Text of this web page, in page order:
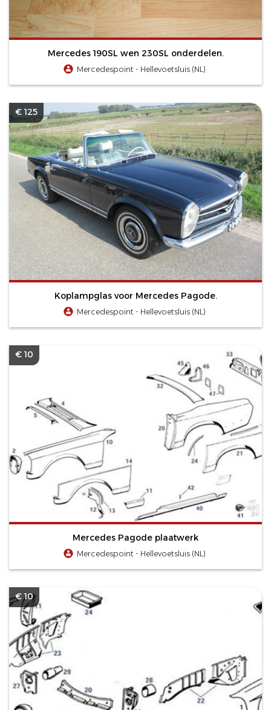
Mercedes 190SL wen 230SL onderdelen.
Mercedespoint - Hellevoetsluis (NL)
€ 125
Koplampglas voor Mercedes Pagode.
Mercedespoint - Hellevoetsluis (NL)
€ 10
Mercedes Pagode plaatwerk
Mercedespoint - Hellevoetsluis (NL)
€ 10